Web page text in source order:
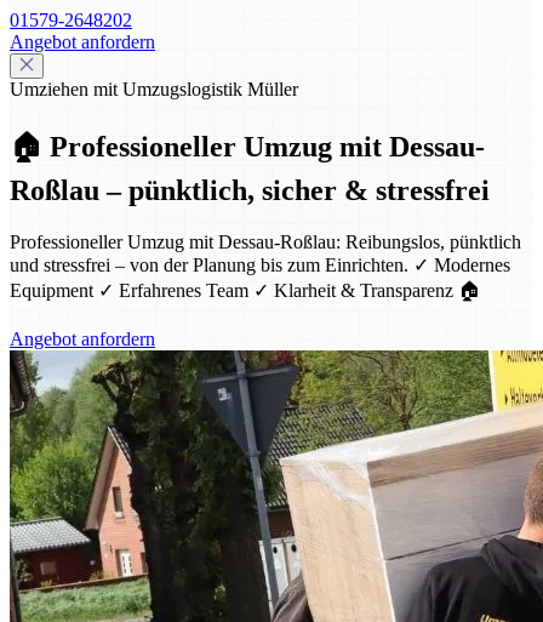
01579-2648202
Angebot anfordern
Umziehen mit Umzugslogistik Müller
🏠 Professioneller Umzug mit Dessau-
Roßlau – pünktlich, sicher & stressfrei
Professioneller Umzug mit Dessau-Roßlau: Reibungslos, pünktlich
und stressfrei – von der Planung bis zum Einrichten. ✓ Modernes
Equipment ✓ Erfahrenes Team ✓ Klarheit & Transparenz 🏠
Angebot anfordern